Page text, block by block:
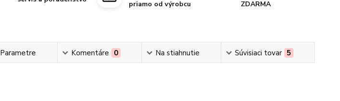
priamo od výrobcu
ZDARMA
Parametre Komentáre 0 Na stiahnutie Súvisiaci tovar 5